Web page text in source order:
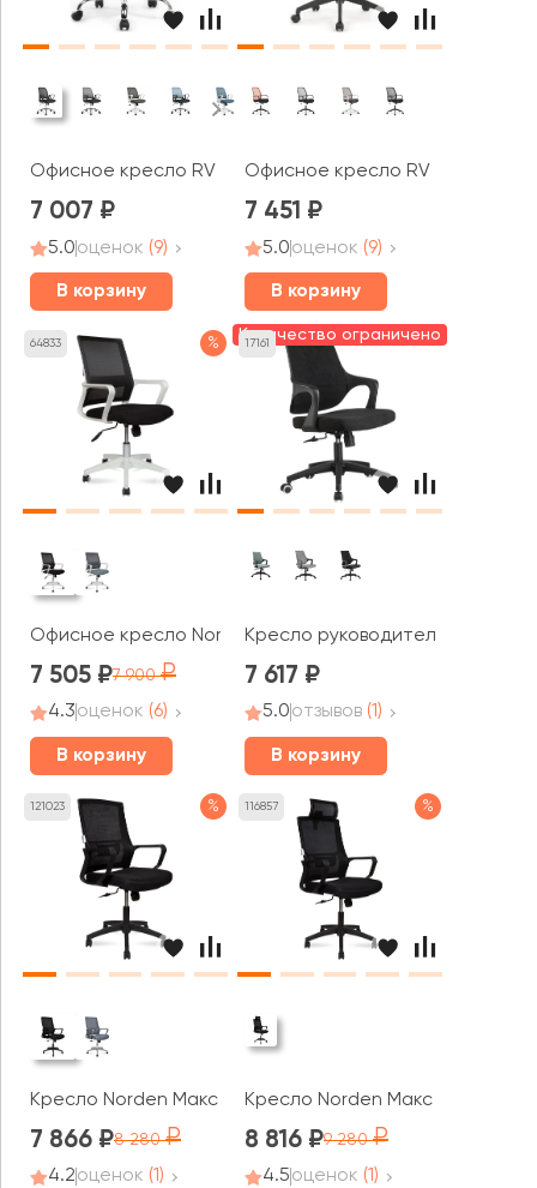
Офисное кресло RV ЧЕЙР W-158
7 007
5.0оценок (9)
В корзину
Офисное кресло RV ДИЗАЙН
7 451
5.0оценок (9)
В корзину
64833 %
Офисное кресло Norden Бит LB white
7 505 7 900
4.3оценок (6)
В корзину
17161
Количество ограничено
Кресло руководителя RV ЧЕЙР
7 617
5.0отзывов (1)
В корзину
121023 %
Кресло Norden Макс / Max LB
7 866 8 280
4.2оценок (1)
116857 %
Кресло Norden Макс / Max
8 816 9 280
4.5оценок (1)